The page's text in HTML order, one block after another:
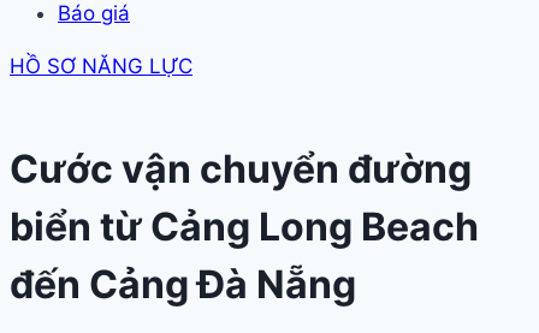
Báo giá
HỒ SƠ NĂNG LỰC
Cước vận chuyển đường
biển từ Cảng Long Beach
đến Cảng Đà Nẵng